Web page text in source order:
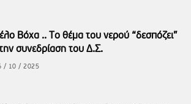
Βόχα .. Το θέμα του νερού “δεσπόζει”
συνεδρίαση του Δ.Σ.
/ 10 / 2025